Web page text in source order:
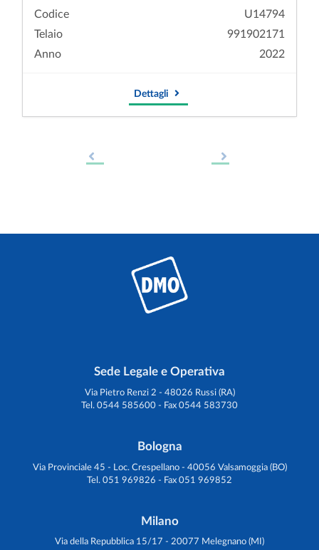
U14794
Codice
991902171
Telaio
2022
Anno
Dettagli
Sede Legale e Operativa
Via Pietro Renzi 2 - 48026 Russi (RA)
Tel. 0544 585600 - Fax 0544 583730
Bologna
Via Provinciale 45 - Loc. Crespellano - 40056 Valsamoggia (BO)
Tel. 051 969826 - Fax 051 969852
Milano
Via della Repubblica 15/17 - 20077 Melegnano (MI)